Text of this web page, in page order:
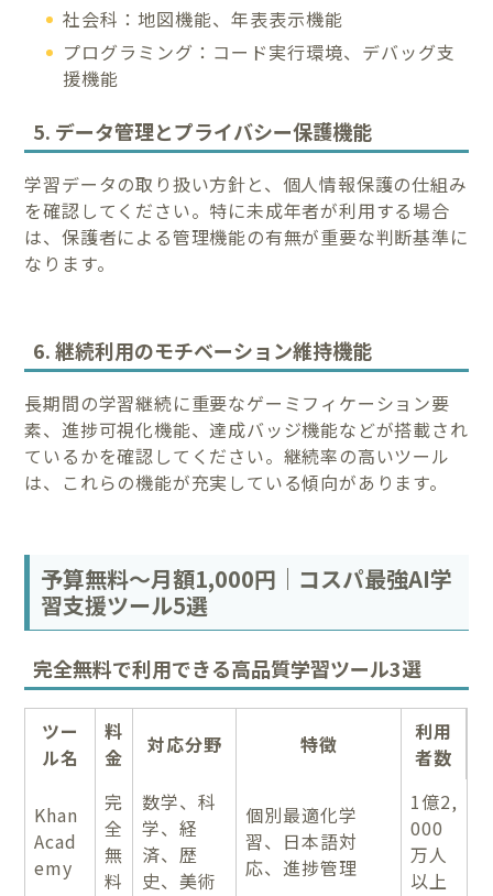
社会科：地図機能、年表表示機能
プログラミング：コード実行環境、デバッグ支
援機能
5. データ管理とプライバシー保護機能
学習データの取り扱い方針と、個人情報保護の仕組み
を確認してください。特に未成年者が利用する場合
は、保護者による管理機能の有無が重要な判断基準に
なります。
6. 継続利用のモチベーション維持機能
長期間の学習継続に重要なゲーミフィケーション要
素、進捗可視化機能、達成バッジ機能などが搭載され
ているかを確認してください。継続率の高いツール
は、これらの機能が充実している傾向があります。
予算無料～月額1,000円｜コスパ最強AI学
習支援ツール5選
完全無料で利用できる高品質学習ツール3選
ツー
ル名
料
金
対応分野 特徴
利用
者数
Khan
Acad
emy
完
全
無
料
数学、科
学、経
済、歴
史、美術
個別最適化学
習、日本語対
応、進捗管理
1億2,
000
万人
以上